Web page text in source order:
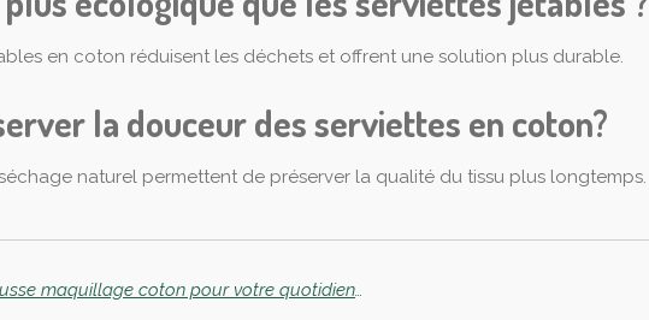
en coton réduisent les déchets et offrent une solution plus durable.
la douceur des serviettes en coton?
naturel permettent de préserver la qualité du tissu plus longtemps.
Pourquoi choisir une trousse maquillage coton pour votre quotidien ?